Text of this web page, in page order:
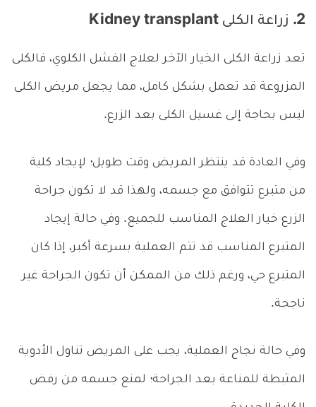
2. زراعة الكلى Kidney transplant
تعد زراعة الكلى الخيار الآخر لعلاج الفشل الكلوي، فالكلى
المزروعة قد تعمل بشكل كامل، مما يجعل مريض الكلى
ليس بحاجة إلى غسيل الكلى بعد الزرع.
وفي العادة قد ينتظر المريض وقت طويل؛ لإيجاد كلية
من متبرع تتوافق مع جسمه، ولهذا قد لا تكون جراحة
الزرع خيار العلاج المناسب للجميع. وفي حالة إيجاد
المتبرع المناسب قد تتم العملية بسرعة أكبر، إذا كان
المتبرع حي، ورغم ذلك من الممكن أن تكون الجراحة غير
ناجحة.
وفي حالة نجاح العملية، يجب على المريض تناول الأدوية
المثبطة للمناعة بعد الجراحة؛ لمنع جسمه من رفض